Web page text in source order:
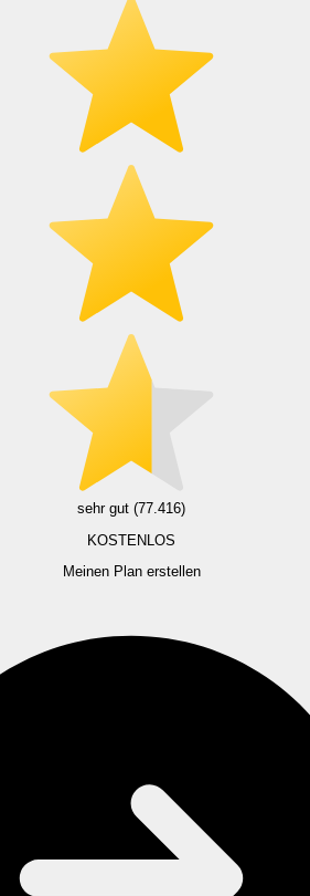
sehr gut (77.416)
KOSTENLOS
Meinen Plan erstellen